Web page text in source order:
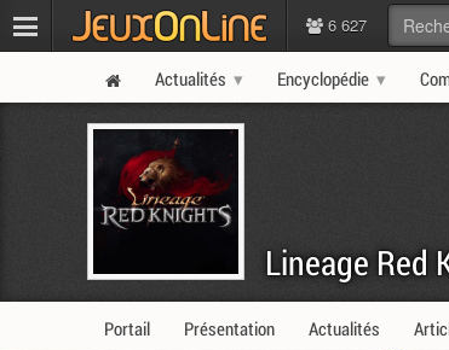
6 627
Actualités Encyclopédie
Lineage Red
Portail Présentation Actualités